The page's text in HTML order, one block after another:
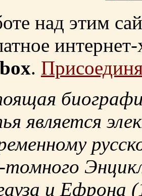
над этим
.
является
томного
и Ефрона